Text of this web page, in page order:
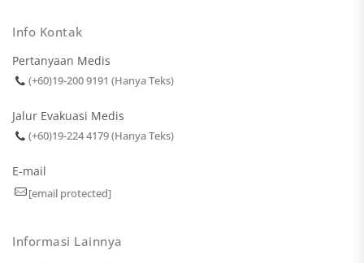
Info Kontak
Pertanyaan Medis
(+60)19-200 9191 (Hanya Teks)
Jalur Evakuasi Medis
(+60)19-224 4179 (Hanya Teks)
E-mail
[email protected]
Informasi Lainnya